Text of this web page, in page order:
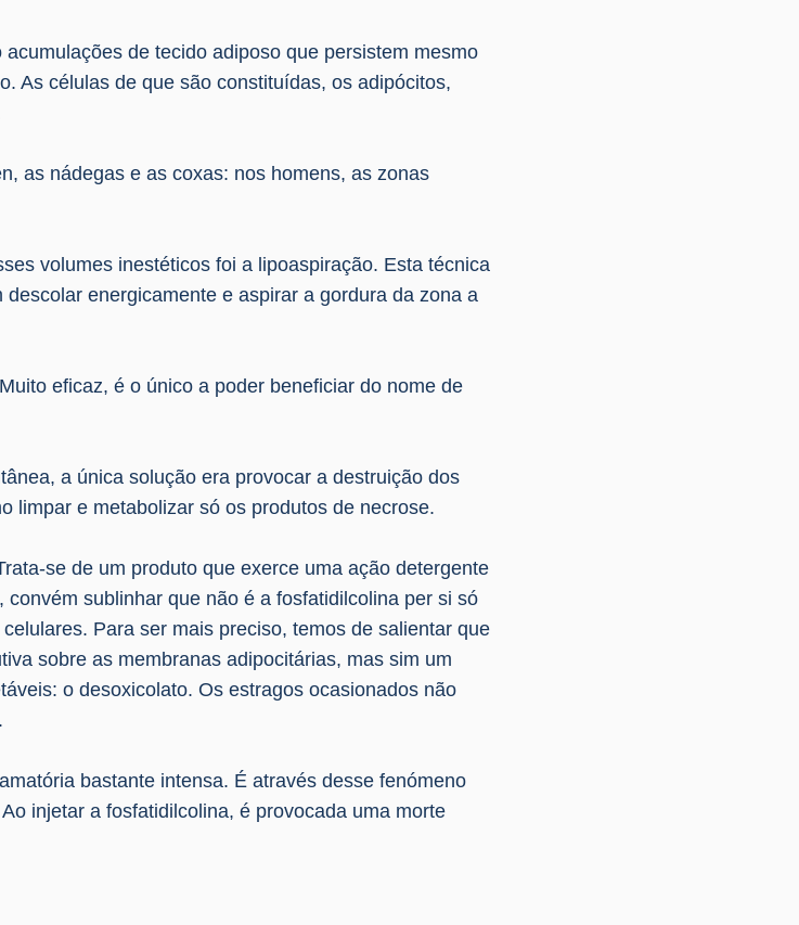
de tecido adiposo que persistem mesmo
As células de que são constituídas, os adipócitos,
as nádegas e as coxas: nos homens, as zonas
volumes inestéticos foi a lipoaspiração. Esta técnica
energicamente e aspirar a gordura da zona a
eficaz, é o único a poder beneficiar do nome de
a única solução era provocar a destruição dos
limpar e metabolizar só os produtos de necrose.
se de um produto que exerce uma ação detergente
sublinhar que não é a fosfatidilcolina per si só
Para ser mais preciso, temos de salientar que
sobre as membranas adipocitárias, mas sim um
o desoxicolato. Os estragos ocasionados não
bastante intensa. É através desse fenómeno
injetar a fosfatidilcolina, é provocada uma morte